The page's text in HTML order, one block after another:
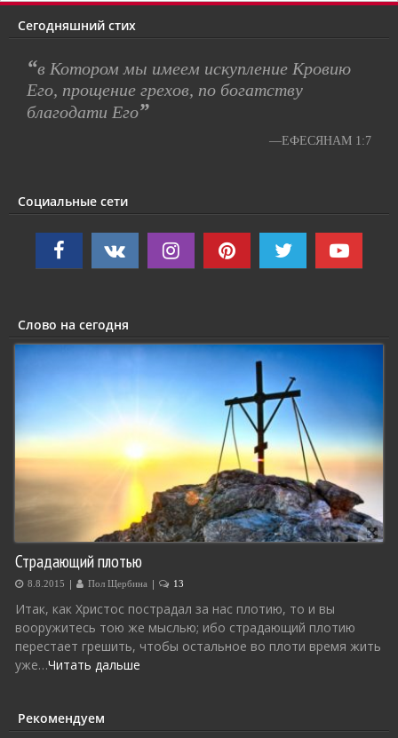
Сегодняшний стих
“в Котором мы имеем искупление Кровию
Его, прощение грехов, по богатству
благодати Его”
—ЕФЕСЯНАМ 1:7
Социальные сети
Слово на сегодня
Страдающий плотью
8.8.2015 | Пол Щербина | 13
Итак, как Христос пострадал за нас плотию, то и вы
вооружитесь тою же мыслью; ибо страдающий плотию
перестает грешить, чтобы остальное во плоти время жить
уже…Читать дальше
Рекомендуем